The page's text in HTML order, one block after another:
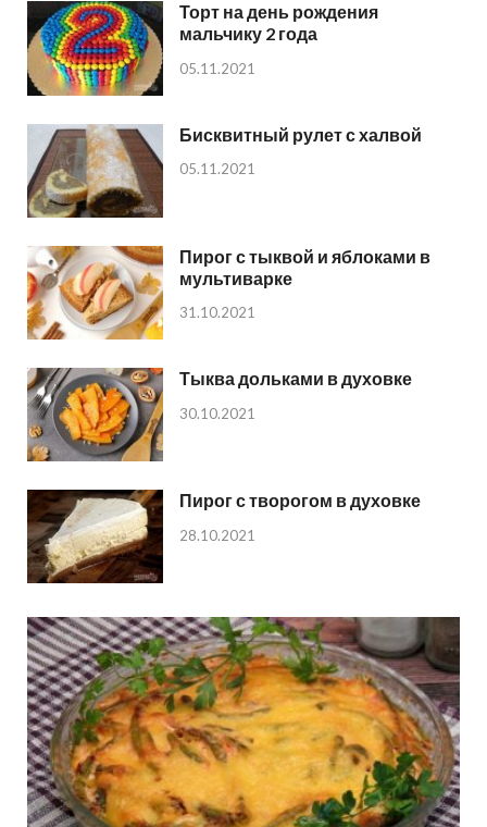
Торт на день рождения
мальчику 2 года
05.11.2021
Бисквитный рулет с халвой
05.11.2021
Пирог с тыквой и яблоками в
мультиварке
31.10.2021
Тыква дольками в духовке
30.10.2021
Пирог с творогом в духовке
28.10.2021